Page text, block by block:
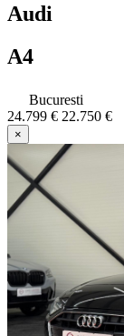
Audi
A4
Bucuresti
24.799 € 22.750 €
×